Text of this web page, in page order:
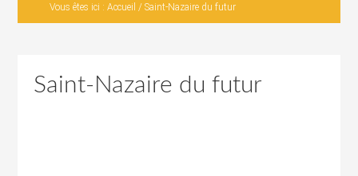
Vous êtes ici :Accueil / Saint-Nazaire du futur
Saint-Nazaire du futur